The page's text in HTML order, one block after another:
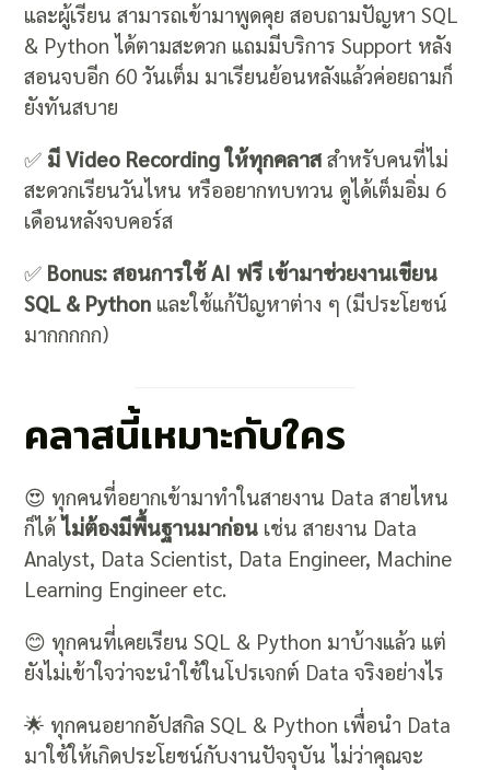
และผู้เรียน สามารถเข้ามาพูดคุย สอบถามปัญหา SQL
& Python ได้ตามสะดวก แถมมีบริการ Support หลัง
สอนจบอีก 60 วันเต็ม มาเรียนย้อนหลังแล้วค่อยถามก็
ยังทันสบาย
✅ มี Video Recording ให้ทุกคลาส สำหรับคนที่ไม่
สะดวกเรียนวันไหน หรืออยากทบทวน ดูได้เต็มอิ่ม 6
เดือนหลังจบคอร์ส
✅ Bonus: สอนการใช้ AI ฟรี เข้ามาช่วยงานเขียน
SQL & Python และใช้แก้ปัญหาต่าง ๆ (มีประโยชน์
มากกกกก)
คลาสนี้เหมาะกับใคร
😍 ทุกคนที่อยากเข้ามาทำในสายงาน Data สายไหน
ก็ได้ไม่ต้องมีพื้นฐานมาก่อน เช่น สายงาน Data
Analyst, Data Scientist, Data Engineer, Machine
Learning Engineer etc.
😊 ทุกคนที่เคยเรียน SQL & Python มาบ้างแล้ว แต่
ยังไม่เข้าใจว่าจะนำใช้ในโปรเจกต์ Data จริงอย่างไร
🌟 ทุกคนอยากอัปสกิล SQL & Python เพื่อนำ Data
มาใช้ให้เกิดประโยชน์กับงานปัจจุบัน ไม่ว่าคุณจะ